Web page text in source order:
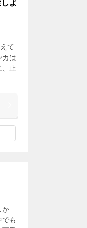
よ
て
は
止
か
も